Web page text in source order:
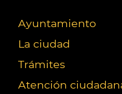
Ayuntamiento
La ciudad
Trámites
Atención